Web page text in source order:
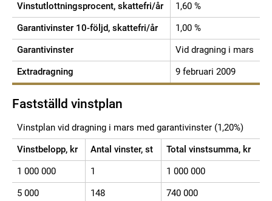
Vinstutlottningsprocent, skattefri/år
1,60 %
Garantivinster 10-följd, skattefri/år
1,00 %
Garantivinster
Vid dragning i mars
Extradragning
9 februari 2009
Fastställd vinstplan
Vinstplan vid dragning i mars med garantivinster (1,20%)
Vinstbelopp, kr
Antal vinster, st
Total vinstsumma, kr
1 000 000
1
1 000 000
5 000
148
740 000